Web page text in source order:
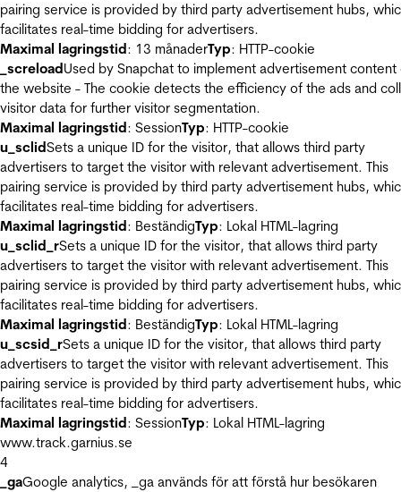
pairing service is provided by third party advertisement hubs,
facilitates real-time bidding for advertisers.
Maximal lagringstid: 13 månaderTyp: HTTP-cookie
_screloadUsed by Snapchat to implement advertisement content
the website - The cookie detects the efficiency of the ads and
visitor data for further visitor segmentation.
Maximal lagringstid: SessionTyp: HTTP-cookie
u_sclidSets a unique ID for the visitor, that allows third party
advertisers to target the visitor with relevant advertisement. This
pairing service is provided by third party advertisement hubs,
facilitates real-time bidding for advertisers.
Maximal lagringstid: BeständigTyp: Lokal HTML-lagring
u_sclid_rSets a unique ID for the visitor, that allows third party
advertisers to target the visitor with relevant advertisement. This
pairing service is provided by third party advertisement hubs,
facilitates real-time bidding for advertisers.
Maximal lagringstid: BeständigTyp: Lokal HTML-lagring
u_scsid_rSets a unique ID for the visitor, that allows third party
advertisers to target the visitor with relevant advertisement. This
pairing service is provided by third party advertisement hubs,
facilitates real-time bidding for advertisers.
Maximal lagringstid: SessionTyp: Lokal HTML-lagring
www.track.garnius.se
4
_gaGoogle analytics, _ga används för att förstå hur besökaren